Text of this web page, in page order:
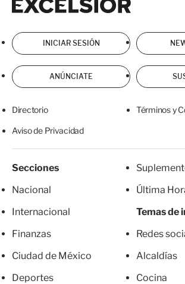
INICIAR SESIÓN
ANÚNCIATE
Directorio Términos y
Aviso de Privacidad
Secciones
Nacional
Internacional
Finanzas
Ciudad de México
Deportes
Última
Temas de
Redes
Alcaldías
Cocina